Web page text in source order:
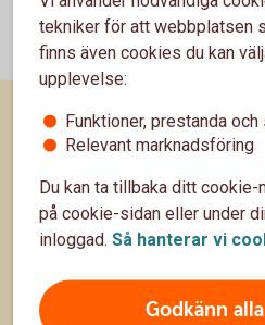
tekniker för att webbplatsen
finns även cookies du kan
upplevelse:
Funktioner, prestanda
Relevant marknadsföring
Du kan ta tillbaka ditt cookie-
på cookie-sidan eller under
inloggad. Så hanterar vi
Godkänn
Sidfot
Kundservice
Kontakta oss
Om oss